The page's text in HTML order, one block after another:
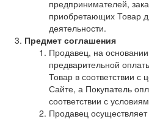
предпринимателей,
приобретающих Товар
деятельности.
Предмет соглашения
Продавец, на
предварительной
Товар в соответствии
Сайте, а Покупатель
соответствии с
Продавец